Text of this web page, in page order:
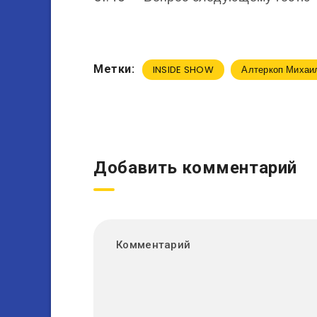
Метки: INSIDE SHOW Алтеркоп
Добавить комментарий